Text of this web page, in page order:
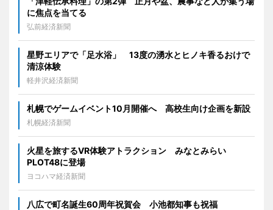
に焦点を当てる
弘前経済新聞
星野エリアで「足水浴」 13度の湧水とヒノキ香るおけで
清涼体験
軽井沢経済新聞
札幌でゲームイベント10月開催へ 高校生向け企画を新設
札幌経済新聞
火星を旅するVR体験アトラクション みなとみらい
PLOT48に登場
ヨコハマ経済新聞
八広で町名誕生60周年祝賀会 小池都知事も祝福